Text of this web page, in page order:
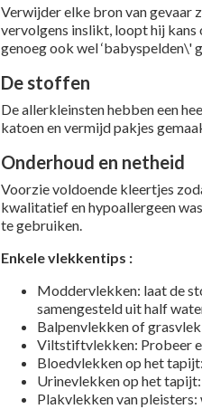
Verwijder elke bron van gevaar
vervolgens inslikt, loopt hij kans
genoeg ook wel ‘babyspelden\'
De stoffen
De allerkleinsten hebben een
katoen en vermijd pakjes
Onderhoud en netheid
Voorzie voldoende kleertjes
kwalitatief en hypoallergeen
te gebruiken.
Enkele vlekkentips :
Moddervlekken: laat de
samengesteld uit half
Balpenvlekken of
Viltstiftvlekken: Probeer
Bloedvlekken op het
Urinevlekken op het tapijt:
Plakvlekken van